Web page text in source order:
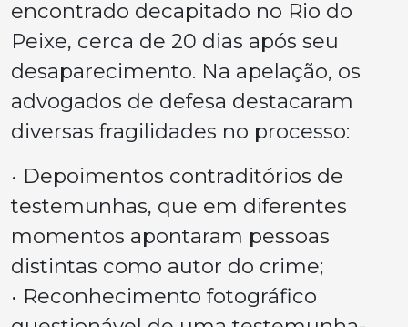
encontrado decapitado no Rio do
Peixe, cerca de 20 dias após seu
desaparecimento. Na apelação, os
advogados de defesa destacaram
diversas fragilidades no processo:
• Depoimentos contraditórios de
testemunhas, que em diferentes
momentos apontaram pessoas
distintas como autor do crime;
• Reconhecimento fotográfico